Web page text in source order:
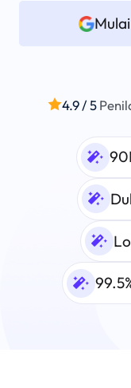
4.9 / 5